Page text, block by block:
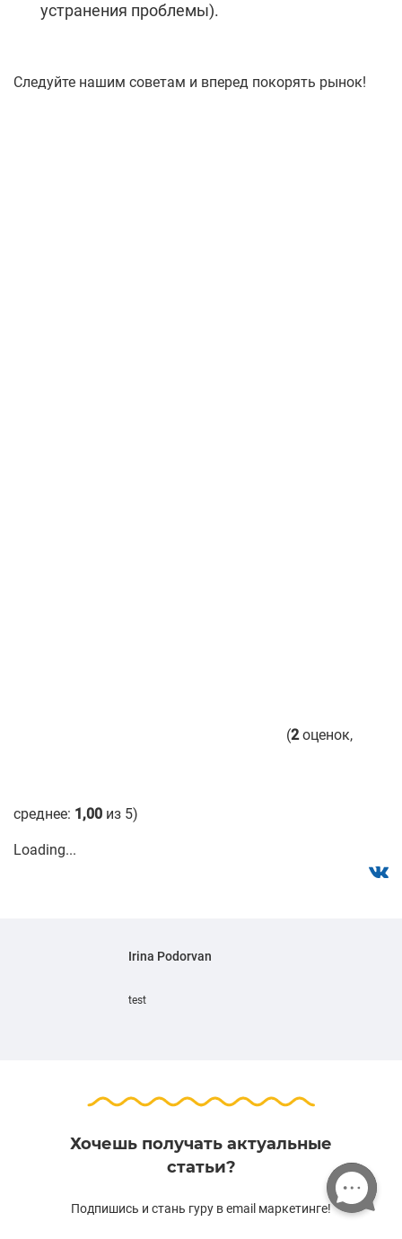
устранения проблемы).
Следуйте нашим советам и вперед покорять рынок!
(2оценок,
среднее: 1,00 из 5)
Loading...
Irina Podorvan
test
Хочешь получать актуальные
статьи?
Подпишись и стань гуру в email маркетинге!